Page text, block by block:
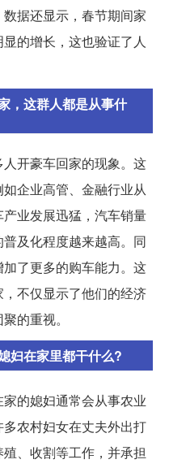
据还显示，春节期间家
的增长，这也验证了人
，这群人都是从事什
开豪车回家的现象。这
企业高管、金融行业从
业发展迅猛，汽车销量
及化程度越来越高。同
了更多的购车能力。这
不仅显示了他们的经济
的重视。
妇在家里都干什么?
的媳妇通常会从事农业
农村妇女在丈夫外出打
、收割等工作，并承担